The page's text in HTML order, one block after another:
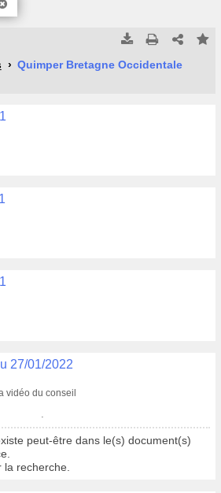
Tous les résultats (Max 250)
Tous les résultats(Max 500)
Quimper Bretagne Occidentale
27/01/2022
vidéo du conseil
peut-être dans le(s) document(s)
recherche.